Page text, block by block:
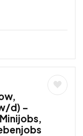
d) –